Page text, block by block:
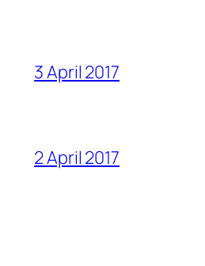
3 April 2017
2 April 2017